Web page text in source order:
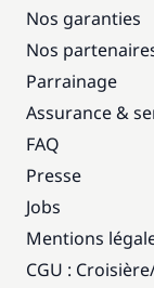
Nos garanties
Nos
Parrainage
Assurance &
FAQ
Presse
Jobs
Mentions
CGU : Croisière